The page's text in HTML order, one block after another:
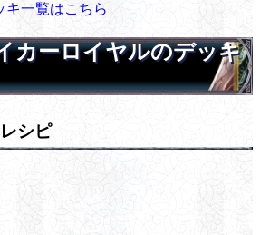
キ一覧はこちら
カーロイヤルのデッキ
シピ